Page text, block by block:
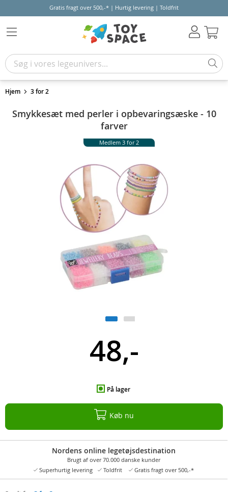
Gratis fragt over 500,-* | Hurtig levering | Toldfrit
Hjem 3 for 2
Smykkesæt med perler i opbevaringsæske - 10
farver
Medlem 3 for 2
48,-
På lager
Køb nu
Nordens online legetøjsdestination
Brugt af over 70.000 danske kunder
Superhurtig levering
Toldfrit Gratis fragt over 500,-*